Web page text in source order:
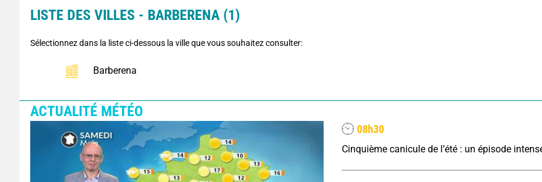
LISTE DES VILLES - BARBERENA (1)
Sélectionnez dans la liste ci-dessous la ville que vous souhaitez consulter:
Barberena
ACTUALITÉ MÉTÉO
08h30